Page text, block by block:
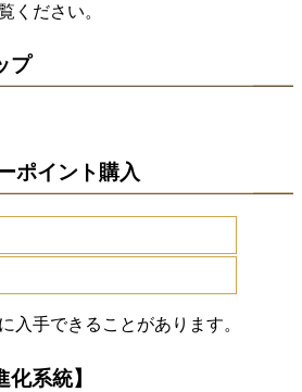
ください。
プ
ポイント購入
入手できることがあります。
系統】